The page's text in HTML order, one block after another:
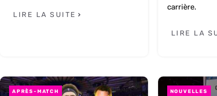
LIRE LA SUITE
carrière.
LIRE LA
APRÈS-MATCH NOUVELLES